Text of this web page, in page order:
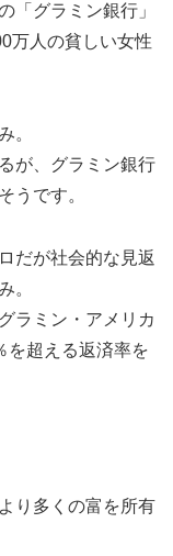
「グラミン銀行」
万人の貧しい女性
。
が、グラミン銀行
うです。
だが社会的な見返
。
ラミン・アメリカ
を超える返済率を
り多くの富を所有